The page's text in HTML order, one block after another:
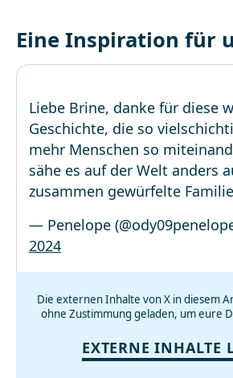
Eine Inspiration für
Liebe Brine, danke für diese
Geschichte, die so
mehr Menschen so
sähe es auf der Welt anders
zusammen gewürfelte
— Penelope
2024
Die externen Inhalte von X in diesem
ohne Zustimmung geladen, um eure
EXTERNE INHALTE